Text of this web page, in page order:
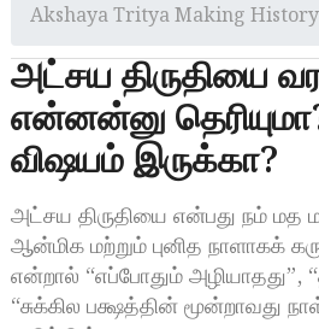
Akshaya Tritya Making
அட்சய திருதியை
என்னன்னு
விஷயம் இருக்கா?
அட்சய திருதியை என்பது நம் மத
ஆன்மிக மற்றும் புனித நாளாகக்
என்றால் “எப்போதும் அழியாதது”,
“சுக்கில பக்ஷத்தின் மூன்றாவது